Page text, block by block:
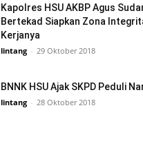
Kapolres HSU AKBP Agus
Bertekad Siapkan Zona
Kerjanya
lintang - 29 Oktober 2018
BNNK HSU Ajak SKPD Peduli
lintang - 28 Oktober 2018